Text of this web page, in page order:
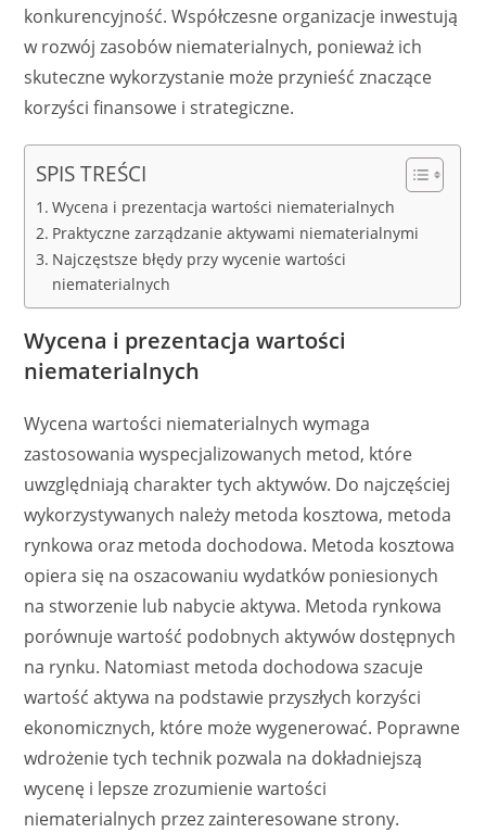
konkurencyjność. Współczesne organizacje inwestują
w rozwój zasobów niematerialnych, ponieważ ich
skuteczne wykorzystanie może przynieść znaczące
korzyści finansowe i strategiczne.
SPIS TREŚCI
Wycena i prezentacja wartości niematerialnych
Praktyczne zarządzanie aktywami niematerialnymi
Najczęstsze błędy przy wycenie wartości
niematerialnych
Wycena i prezentacja wartości
niematerialnych
Wycena wartości niematerialnych wymaga
zastosowania wyspecjalizowanych metod, które
uwzględniają charakter tych aktywów. Do najczęściej
wykorzystywanych należy metoda kosztowa, metoda
rynkowa oraz metoda dochodowa. Metoda kosztowa
opiera się na oszacowaniu wydatków poniesionych
na stworzenie lub nabycie aktywa. Metoda rynkowa
porównuje wartość podobnych aktywów dostępnych
na rynku. Natomiast metoda dochodowa szacuje
wartość aktywa na podstawie przyszłych korzyści
ekonomicznych, które może wygenerować. Poprawne
wdrożenie tych technik pozwala na dokładniejszą
wycenę i lepsze zrozumienie wartości
niematerialnych przez zainteresowane strony.